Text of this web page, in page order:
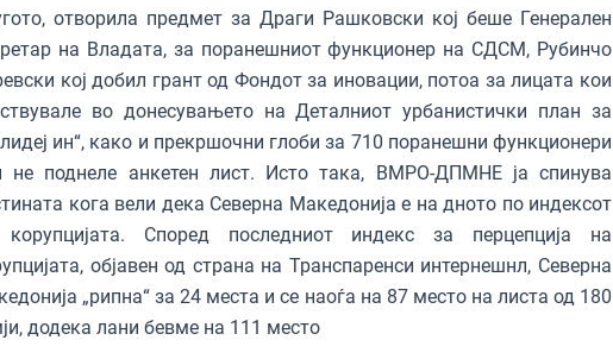
отворила предмет за Драги Рашковски кој беше Генерален
на Владата, за поранешниот функционер на СДСМ, Рубинчо
кој добил грант од Фондот за иновации, потоа за лицата кои
во донесувањето на Деталниот урбанистички план за
ин“, како и прекршочни глоби за 710 поранешни функционери
не поднеле анкетен лист. Исто така, ВМРО-ДПМНЕ ја спинува
кога вели дека Северна Македонија е на дното по индексот
Според последниот индекс за перцепција на
објавен од страна на Транспаренси интернешнл, Северна
„рипна“ за 24 места и се наоѓа на 87 место на листа од 180
додека лани бевме на 111 место